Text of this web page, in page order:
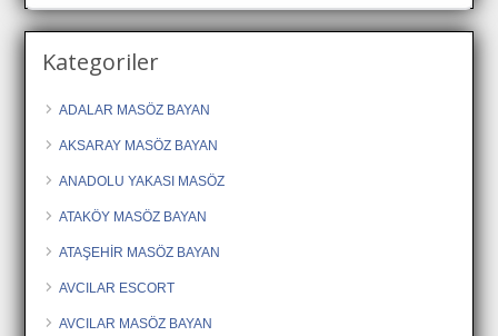
Kategoriler
ADALAR MASÖZ BAYAN
AKSARAY MASÖZ BAYAN
ANADOLU YAKASI MASÖZ
ATAKÖY MASÖZ BAYAN
ATAŞEHİR MASÖZ BAYAN
AVCILAR ESCORT
AVCILAR MASÖZ BAYAN